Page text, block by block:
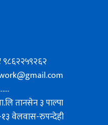
तानसेन ३ पाल्पा
वेलवास-रुपन्देही